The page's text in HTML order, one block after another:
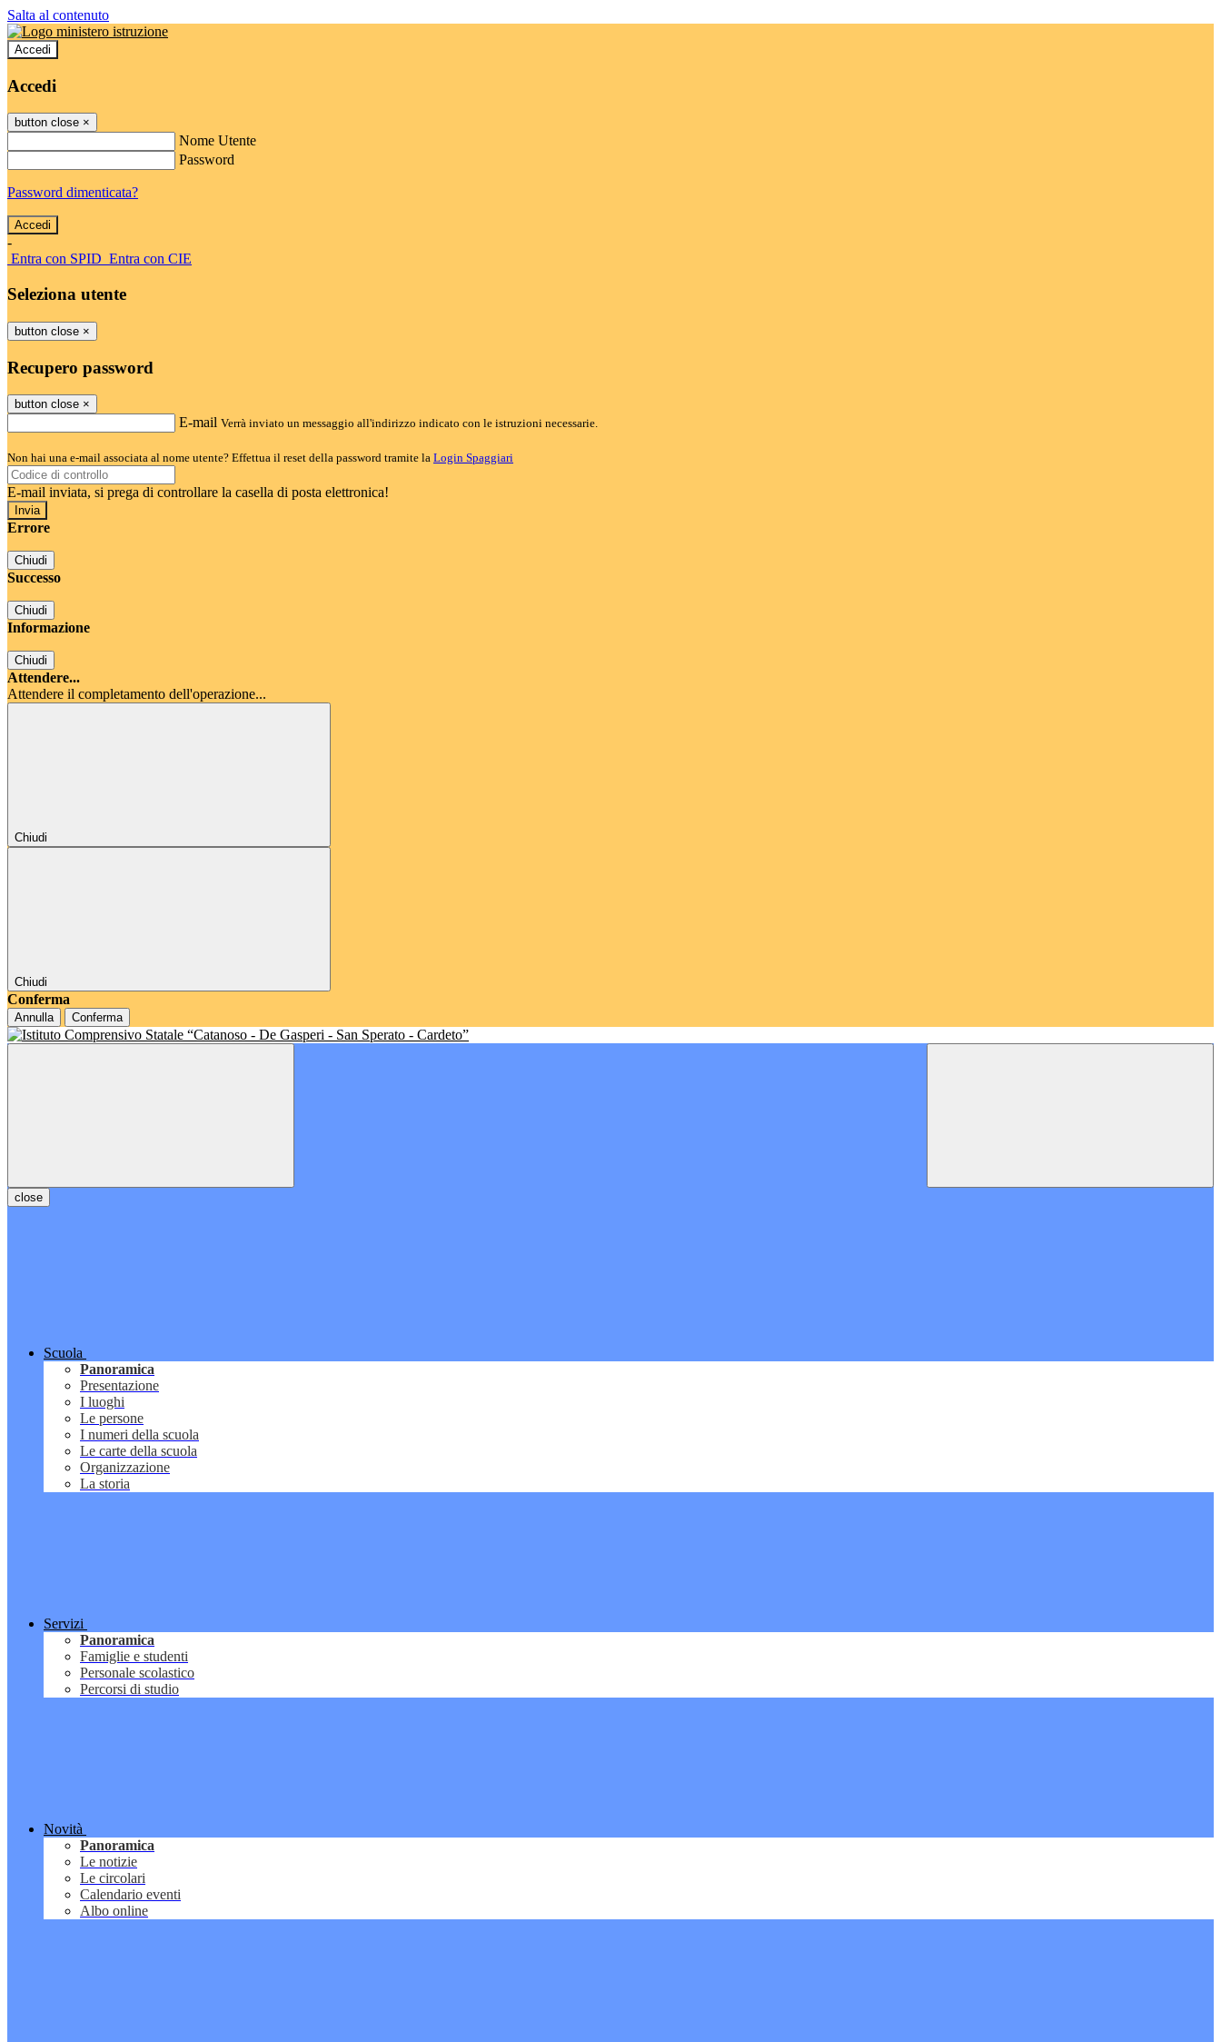
Salta al contenuto
Accedi
Accedi
button close ×
Nome Utente
Password
Password dimenticata?
-
Entra con SPID Entra con CIE
Seleziona utente
button close ×
Recupero password
button close ×
E-mail Verrà inviato un messaggio all'indirizzo indicato con le istruzioni necessarie.
Non hai una e-mail associata al nome utente? Effettua il reset della password tramite la Login Spaggiari
E-mail inviata, si prega di controllare la casella di posta elettronica!
Errore
Chiudi
Successo
Chiudi
Informazione
Chiudi
Attendere...
Attendere il completamento dell'operazione...
Chiudi
Chiudi
Conferma
Annulla Conferma
close
Scuola
Panoramica
Presentazione
I luoghi
Le persone
I numeri della scuola
Le carte della scuola
Organizzazione
La storia
Servizi
Panoramica
Famiglie e studenti
Personale scolastico
Percorsi di studio
Novità
Panoramica
Le notizie
Le circolari
Calendario eventi
Albo online